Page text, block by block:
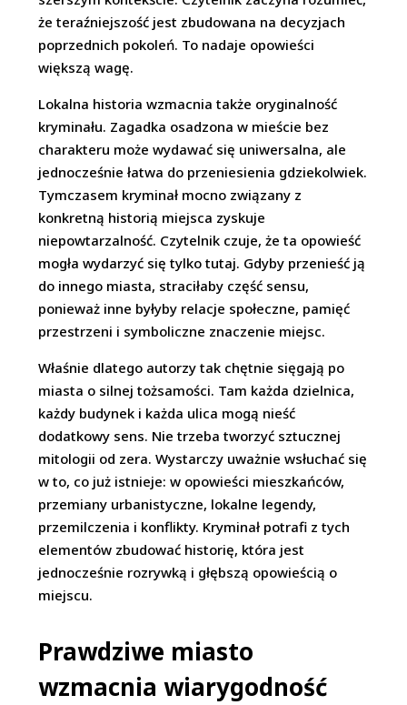
że teraźniejszość jest zbudowana na decyzjach
poprzednich pokoleń. To nadaje opowieści
większą wagę.
Lokalna historia wzmacnia także oryginalność
kryminału. Zagadka osadzona w mieście bez
charakteru może wydawać się uniwersalna, ale
jednocześnie łatwa do przeniesienia gdziekolwiek.
Tymczasem kryminał mocno związany z
konkretną historią miejsca zyskuje
niepowtarzalność. Czytelnik czuje, że ta opowieść
mogła wydarzyć się tylko tutaj. Gdyby przenieść ją
do innego miasta, straciłaby część sensu,
ponieważ inne byłyby relacje społeczne, pamięć
przestrzeni i symboliczne znaczenie miejsc.
Właśnie dlatego autorzy tak chętnie sięgają po
miasta o silnej tożsamości. Tam każda dzielnica,
każdy budynek i każda ulica mogą nieść
dodatkowy sens. Nie trzeba tworzyć sztucznej
mitologii od zera. Wystarczy uważnie wsłuchać się
w to, co już istnieje: w opowieści mieszkańców,
przemiany urbanistyczne, lokalne legendy,
przemilczenia i konflikty. Kryminał potrafi z tych
elementów zbudować historię, która jest
jednocześnie rozrywką i głębszą opowieścią o
miejscu.
Prawdziwe miasto
wzmacnia wiarygodność